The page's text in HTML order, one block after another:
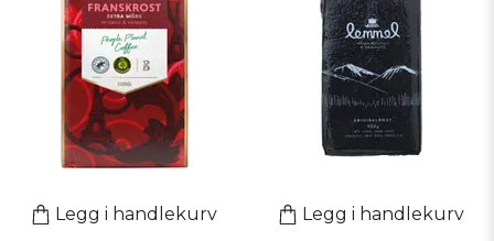
Legg i handlekurv Legg i handlekurv